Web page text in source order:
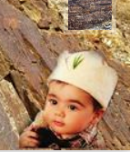
محمد ناصری